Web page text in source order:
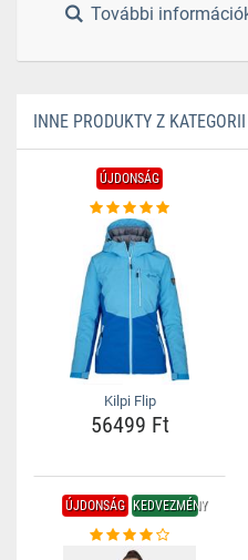
További
INNE PRODUKTY Z
ÚJDONSÁG
Kilpi Flip
56499 Ft
ÚJDONSÁG KEDVEZMÉNY